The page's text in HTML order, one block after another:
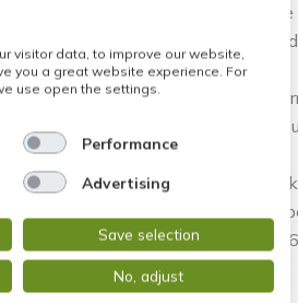
und bietet dadurch eine
sowie einem Arbeitszimmer
mit großzügiger
Bereich ist perfekt zum
durch einen durchdachten und
sind schön geschnitten und gut
ca. 2,64 m, Obergeschoss ca.
auch bei der Wahl Ihrer Möbel.
visitor data, to improve our website,
you a great website experience. For
use open the settings.
Performance
Advertising
Save selection
No, adjust